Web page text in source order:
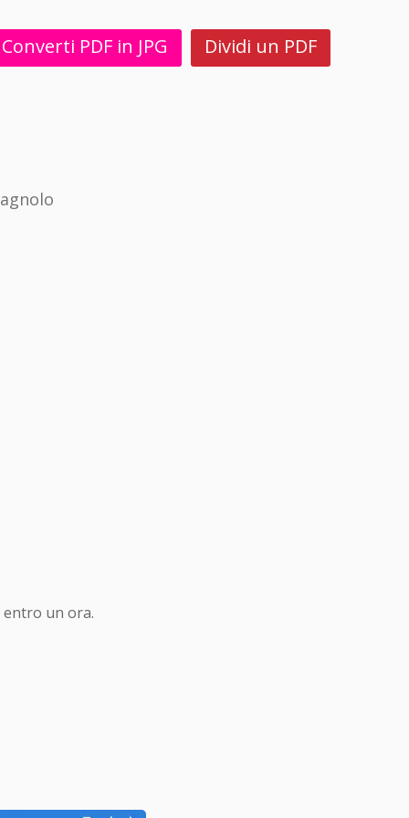
Converti PDF in JPG Dividi un PDF
un ora.